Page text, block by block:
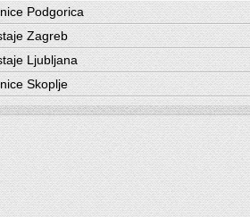
Podgorica
Zagreb
Ljubljana
Skoplje